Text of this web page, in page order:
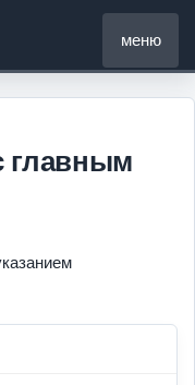
главным
меню